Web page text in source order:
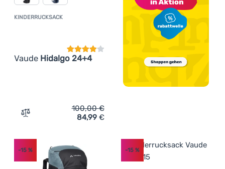
KINDERRUCKSACK
Vaude Hidalgo 24+4
Zum Vergleich 'Kinderrucksack Vaude Hidalgo 24+4'
100,00€
84,99 €
-15 % -15%